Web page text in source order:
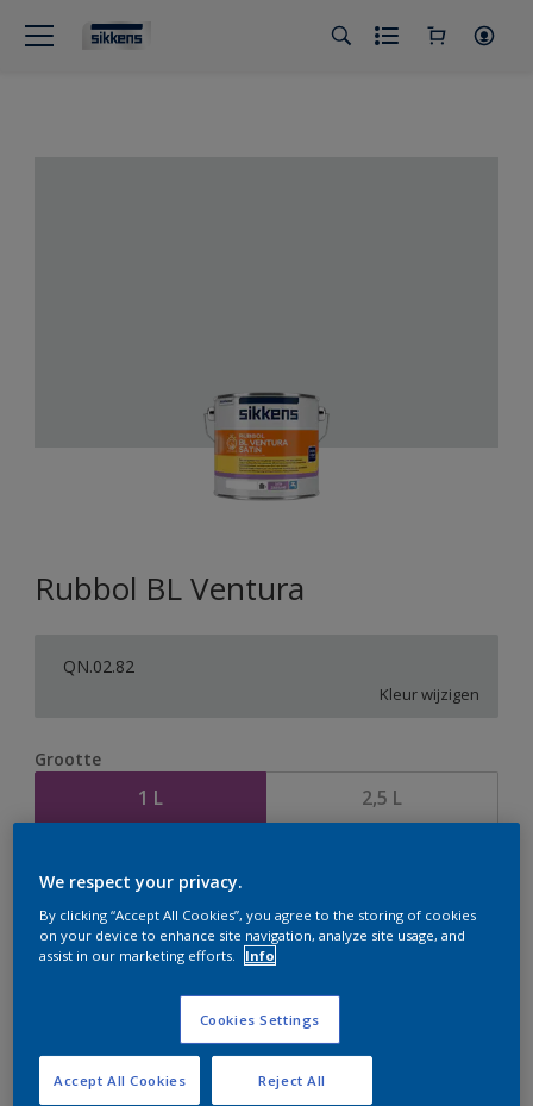
Rubbol BL Ventura
QN.02.82
Kleur wijzigen
Grootte
1 L 2,5 L
Bereken
Op dit moment is het niet mogelijk dit product online
te bestellen. Houd de website in de gaten, we werken
er hard aan om de voorraad aan te vullen.
We respect your privacy.
By clicking “Accept All Cookies”, you agree to the storing of cookies
on your device to enhance site navigation, analyze site usage, and
assist in our marketing efforts.
Info
Cookies Settings
Reject All
Accept All Cookies